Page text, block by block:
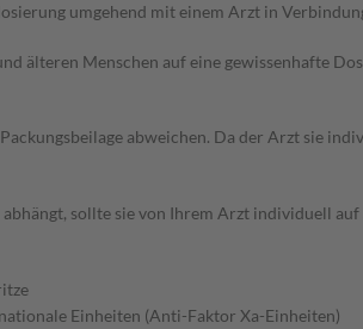
umgehend mit einem Arzt in
älteren Menschen auf eine gewissenhafte
abweichen. Da der Arzt sie
sollte sie von Ihrem Arzt individuell
Einheiten (Anti-Faktor Xa-Einheiten)